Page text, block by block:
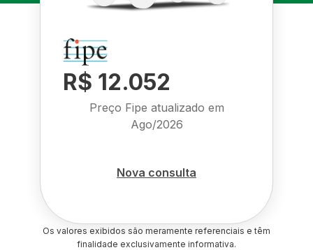
R$ 12.052
Preço Fipe atualizado em
Ago/2026
Nova consulta
Os valores exibidos são meramente referenciais e têm
finalidade exclusivamente informativa.